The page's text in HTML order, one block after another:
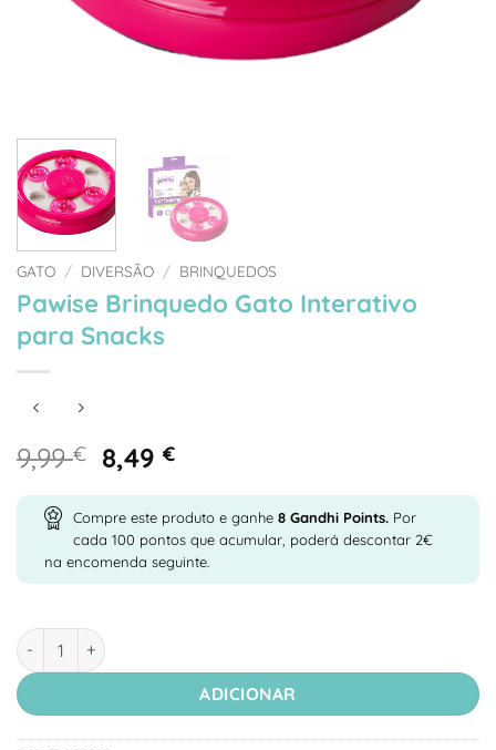
GATO / DIVERSÃO / BRINQUEDOS
Pawise Brinquedo Gato Interativo
para Snacks
9,99€
O
preço
original
era:
9,99 €.
8,49€O
atual
é:
8,49 €.
Compre este produto e ganhe 8 Gandhi Points. Por
cada 100 pontos que acumular, poderá descontar 2€
na encomenda seguinte.
Quantidade de Pawise Brinquedo Gato Interativo para Snacks
ADICIONAR